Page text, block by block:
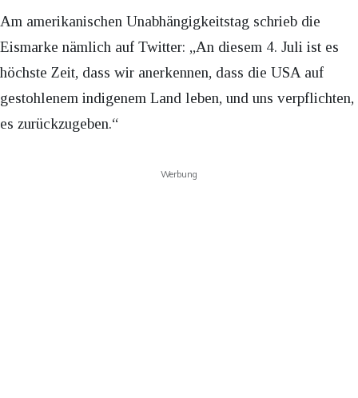
Am amerikanischen Unabhängigkeitstag schrieb die
Eismarke nämlich auf Twitter: „An diesem 4. Juli ist es
höchste Zeit, dass wir anerkennen, dass die USA auf
gestohlenem indigenem Land leben, und uns verpflichten,
es zurückzugeben.“
Werbung